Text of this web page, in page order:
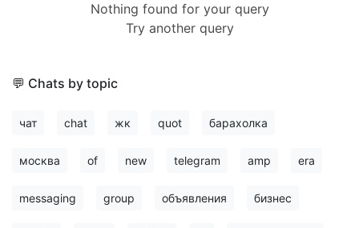
Nothing found for your query
Try another query
💬 Chats by topic
чат chat жк quot барахолка
москва of new telegram amp era
messaging group объявления бизнес